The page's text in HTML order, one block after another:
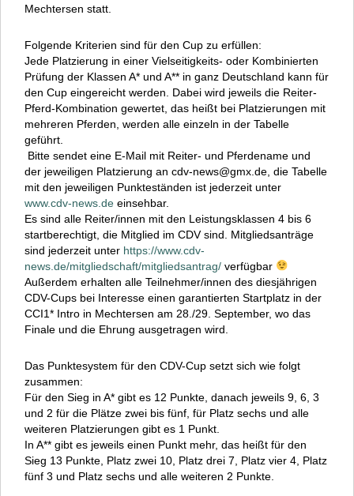
Mechtersen statt.
Folgende Kriterien sind für den Cup zu erfüllen:
Jede Platzierung in einer Vielseitigkeits- oder Kombinierten
Prüfung der Klassen A* und A** in ganz Deutschland kann für
den Cup eingereicht werden. Dabei wird jeweils die Reiter-
Pferd-Kombination gewertet, das heißt bei Platzierungen mit
mehreren Pferden, werden alle einzeln in der Tabelle
geführt.
Bitte sendet eine E-Mail mit Reiter- und Pferdename und
der jeweiligen Platzierung an cdv-news@gmx.de, die Tabelle
mit den jeweiligen Punkteständen ist jederzeit unter
www.cdv-news.de einsehbar.
Es sind alle Reiter/innen mit den Leistungsklassen 4 bis 6
startberechtigt, die Mitglied im CDV sind. Mitgliedsanträge
sind jederzeit unter https://www.cdv-
news.de/mitgliedschaft/mitgliedsantrag/ verfügbar
Außerdem erhalten alle Teilnehmer/innen des diesjährigen
CDV-Cups bei Interesse einen garantierten Startplatz in der
CCI1* Intro in Mechtersen am 28./29. September, wo das
Finale und die Ehrung ausgetragen wird.
Das Punktesystem für den CDV-Cup setzt sich wie folgt
zusammen:
Für den Sieg in A* gibt es 12 Punkte, danach jeweils 9, 6, 3
und 2 für die Plätze zwei bis fünf, für Platz sechs und alle
weiteren Platzierungen gibt es 1 Punkt.
In A** gibt es jeweils einen Punkt mehr, das heißt für den
Sieg 13 Punkte, Platz zwei 10, Platz drei 7, Platz vier 4, Platz
fünf 3 und Platz sechs und alle weiteren 2 Punkte.